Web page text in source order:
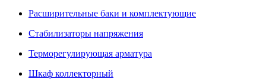
Расширительные баки и комплектующие
Стабилизаторы напряжения
Терморегулирующая арматура
Шкаф коллекторный